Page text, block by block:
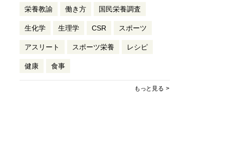
栄養教諭 働き方 国民栄養調査
生化学 生理学 CSR スポーツ
アスリート スポーツ栄養 レシピ
健康 食事
もっと見る